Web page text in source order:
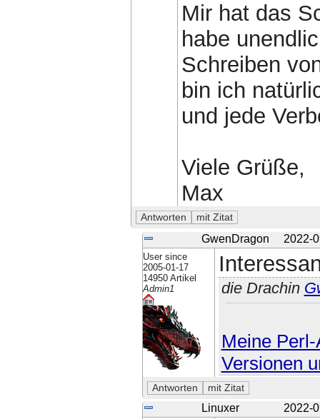
Mir hat das
habe
Schreiben
bin ich
und jede
Viele Grüße,
Max
GwenDragon 2022-
User since
2005-01-17
14950 Artikel
Admin1
die Drachin
Meine
Versionen
Linuxer 2022-